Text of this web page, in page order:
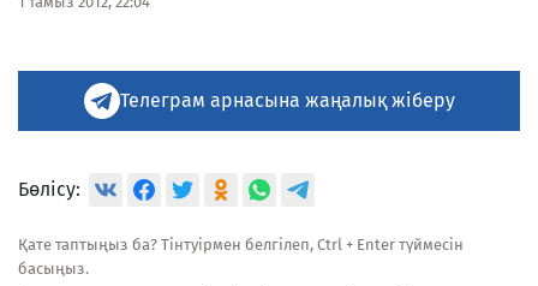
Телеграм арнасына жаңалық жіберу
Бөлісу:
Қате таптыңыз ба? Тінтуірмен белгілеп, Ctrl + Enter түймесін
басыңыз.